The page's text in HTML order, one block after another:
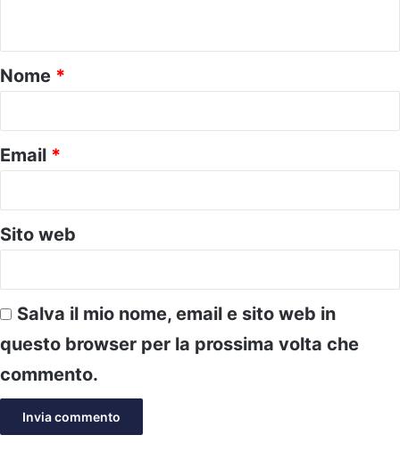
o
*
Nome *
Email *
Sito web
Salva il mio nome, email e sito web in
questo browser per la prossima volta che
commento.